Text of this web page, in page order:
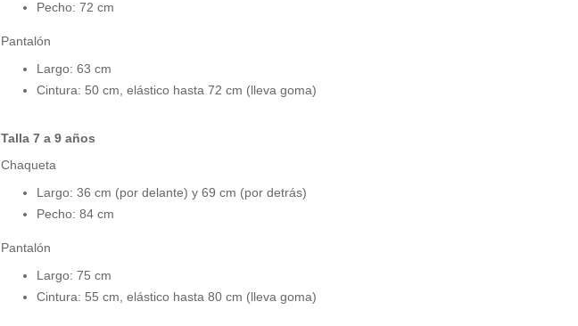
Pecho: 72 cm
Pantalón
Largo: 63 cm
Cintura: 50 cm, elástico hasta 72 cm (lleva goma)
Talla 7 a 9 años
Chaqueta
Largo: 36 cm (por delante) y 69 cm (por detrás)
Pecho: 84 cm
Pantalón
Largo: 75 cm
Cintura: 55 cm, elástico hasta 80 cm (lleva goma)